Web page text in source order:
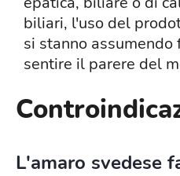
biliari, l'uso del
si stanno
sentire il parere del
L'amaro svedese